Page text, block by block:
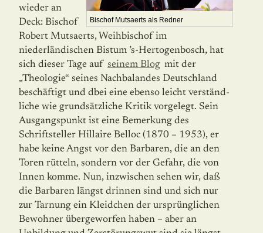
Bischof Mutsaerts als Redner
wieder an
Deck: Bischof
Robert Mutsaerts, Weihbischof im
niederländischen Bistum ’s-Hertogenbosch, hat
sich dieser Tage auf seinem Blog mit der
„Theologie“ seines Nachbalandes Deutschland
beschäftigt und dbei eine ebenso leicht verständ­
liche wie grundsätzliche Kritik vorgelegt. Sein
Ausgangspunkt ist eine Bemerkung des
Schriftsteller Hillaire Belloc (1870 – 1953), er
habe keine Angst vor den Barbaren, die an den
Toren rütteln, sondern vor der Gefahr, die von
Innen komme. Nun, inzwischen sehen wir, daß
die Barbaren längst drinnen sind und sich nur
zur Tarnung ein Kleidchen der ursprünglichen
Bewohner übergeworfen haben – aber an